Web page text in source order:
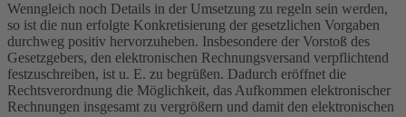
Wenngleich noch Details in der Umsetzung zu regeln sein werden,
so ist die nun erfolgte Konkretisierung der gesetzlichen Vorgaben
durchweg positiv hervorzuheben. Insbesondere der Vorstoß des
Gesetzgebers, den elektronischen Rechnungsversand verpflichtend
festzuschreiben, ist u. E. zu begrüßen. Dadurch eröffnet die
Rechtsverordnung die Möglichkeit, das Aufkommen elektronischer
Rechnungen insgesamt zu vergrößern und damit den elektronischen